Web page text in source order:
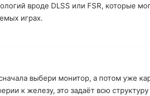
вроде DLSS или FSR, которые
играх.
выбери монитор, а потом уже
к железу, это задаёт всю структуру